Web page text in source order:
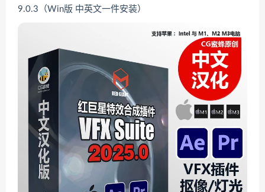
9.0.3（Win版 中英文一件安装）